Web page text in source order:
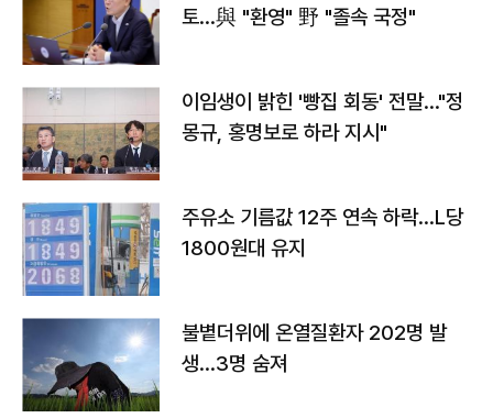
토…與 "환영" 野 "졸속 국정"
이임생이 밝힌 '빵집 회동' 전말…"정
몽규, 홍명보로 하라 지시"
주유소 기름값 12주 연속 하락…L당
1800원대 유지
불볕더위에 온열질환자 202명 발
생…3명 숨져